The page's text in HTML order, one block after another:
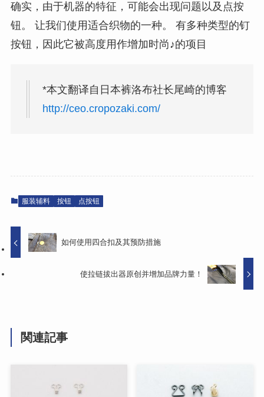
确实，由于机器的特征，可能会出现问题以及点按
钮。 让我们使用适合织物的一种。 有多种类型的钉
按钮，因此它被高度用作增加时尚♪的项目
*本文翻译自日本裤洛布社长尾崎的博客
http://ceo.cropozaki.com/
服装辅料 按钮 点按钮
如何使用四合扣及其预防措施
使拉链拔出器原创并增加品牌力量！
関連記事